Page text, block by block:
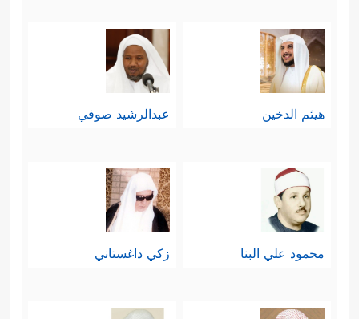
هيثم الدخين عبدالرشيد صوفي
محمود علي البنا زكي داغستاني